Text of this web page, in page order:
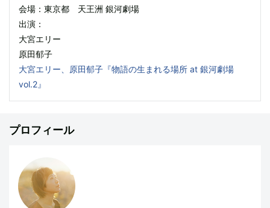
会場：東京都 天王洲 銀河劇場
出演：
大宮エリー
原田郁子
大宮エリー、原田郁子『物語の生まれる場所 at 銀河劇場
vol.2』
プロフィール